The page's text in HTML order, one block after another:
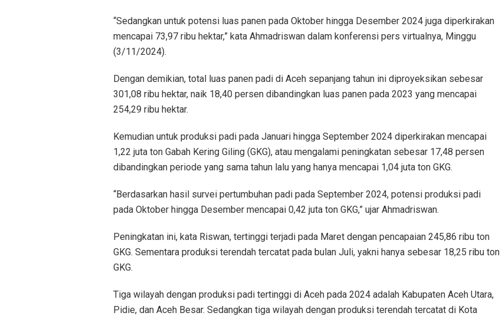
“Sedangkan untuk potensi luas panen pada Oktober hingga Desember 2024 juga diperkirakan
mencapai 73,97 ribu hektar,” kata Ahmadriswan dalam konferensi pers virtualnya, Minggu
(3/11/2024).
Dengan demikian, total luas panen padi di Aceh sepanjang tahun ini diproyeksikan sebesar
301,08 ribu hektar, naik 18,40 persen dibandingkan luas panen pada 2023 yang mencapai
254,29 ribu hektar.
Kemudian untuk produksi padi pada Januari hingga September 2024 diperkirakan mencapai
1,22 juta ton Gabah Kering Giling (GKG), atau mengalami peningkatan sebesar 17,48 persen
dibandingkan periode yang sama tahun lalu yang hanya mencapai 1,04 juta ton GKG.
“Berdasarkan hasil survei pertumbuhan padi pada September 2024, potensi produksi padi
pada Oktober hingga Desember mencapai 0,42 juta ton GKG,” ujar Ahmadriswan.
Peningkatan ini, kata Riswan, tertinggi terjadi pada Maret dengan pencapaian 245,86 ribu ton
GKG. Sementara produksi terendah tercatat pada bulan Juli, yakni hanya sebesar 18,25 ribu ton
GKG.
Tiga wilayah dengan produksi padi tertinggi di Aceh pada 2024 adalah Kabupaten Aceh Utara,
Pidie, dan Aceh Besar. Sedangkan tiga wilayah dengan produksi terendah tercatat di Kota